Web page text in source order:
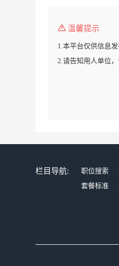
温馨提示
1.本平台仅供信息发
2.请告知用人单位
栏目导航: 职位搜索
套餐标准